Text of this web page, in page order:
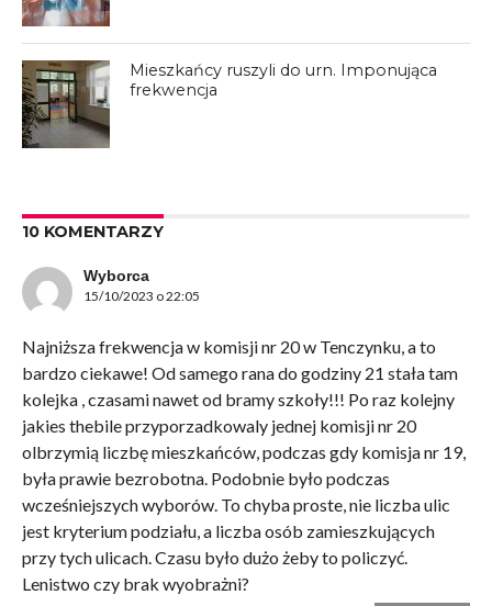
Mieszkańcy ruszyli do urn. Imponująca
frekwencja
10 KOMENTARZY
Wyborca
15/10/2023 o 22:05
Najniższa frekwencja w komisji nr 20 w Tenczynku, a to
bardzo ciekawe! Od samego rana do godziny 21 stała tam
kolejka , czasami nawet od bramy szkoły!!! Po raz kolejny
jakies thebile przyporzadkowaly jednej komisji nr 20
olbrzymią liczbę mieszkańców, podczas gdy komisja nr 19,
była prawie bezrobotna. Podobnie było podczas
wcześniejszych wyborów. To chyba proste, nie liczba ulic
jest kryterium podziału, a liczba osób zamieszkujących
przy tych ulicach. Czasu było dużo żeby to policzyć.
Lenistwo czy brak wyobrażni?